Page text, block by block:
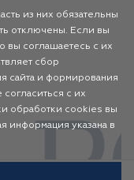
из них обязательны
отключены. Если вы
вы соглашаетесь с их
сбор
сайта и формирования
с их
обработки cookies вы
информация указана в